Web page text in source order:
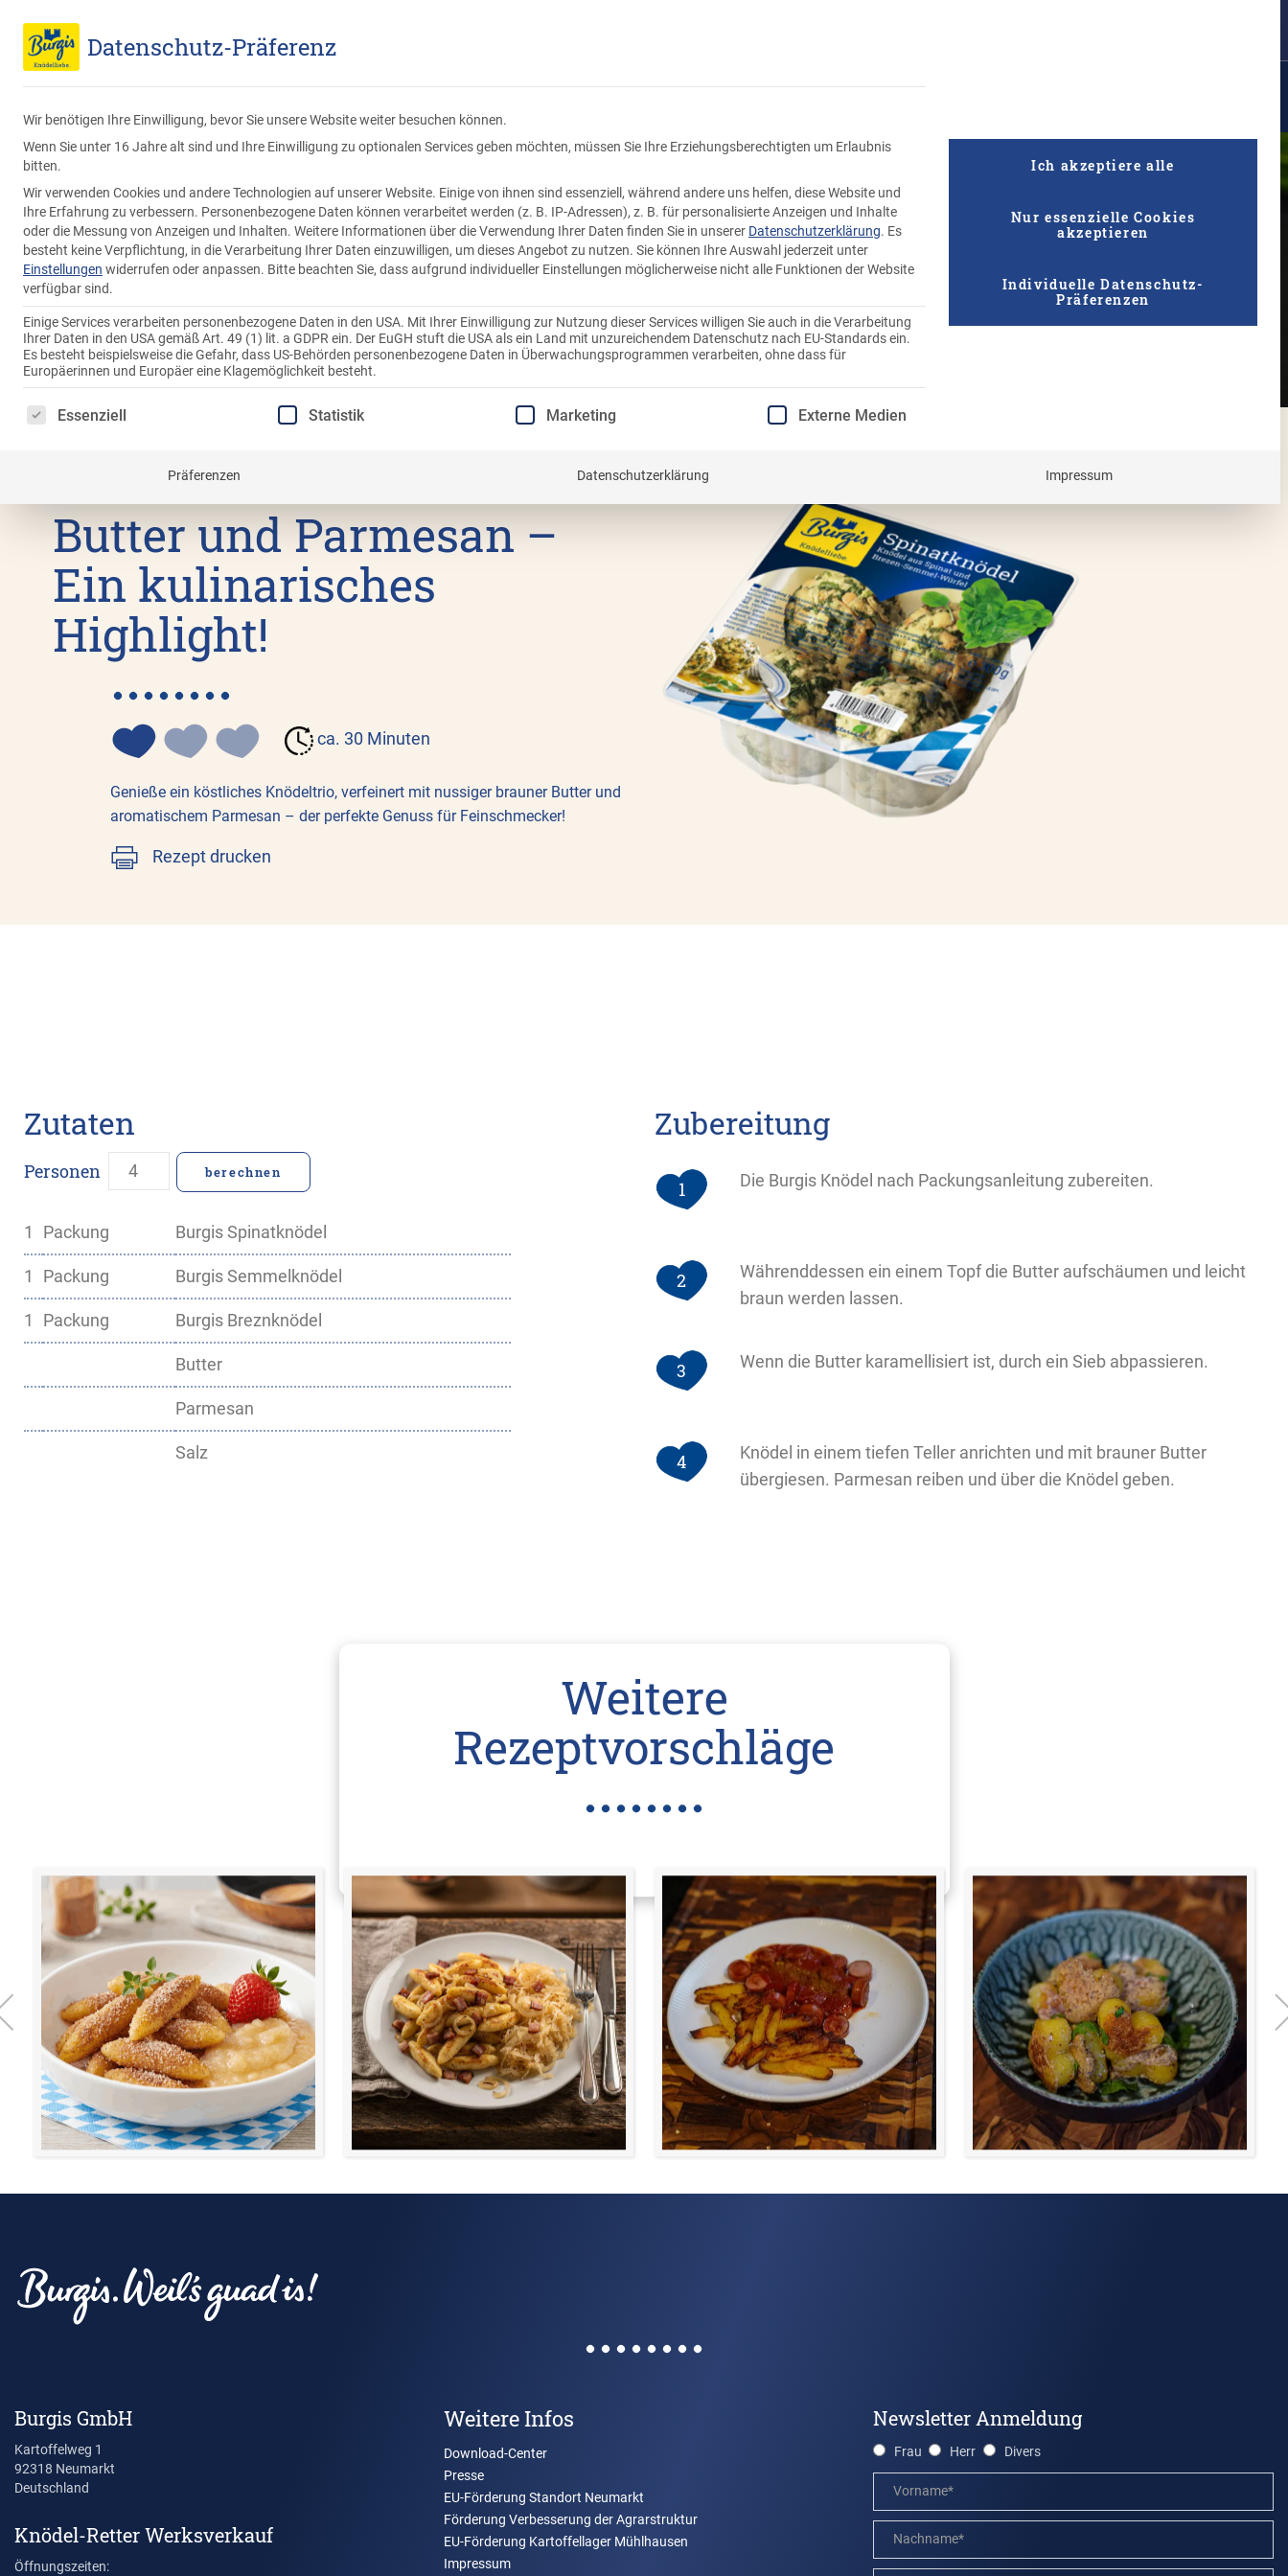
Endverbraucher
Produkte Knödel kaufen Rezepte
Knödeltrio mit brauner
Butter und Parmesan –
Ein kulinarisches
Highlight!
ca. 30 Minuten
Genieße ein köstliches Knödeltrio, verfeinert mit nussiger brauner Butter und
aromatischem Parmesan – der perfekte Genuss für Feinschmecker!
Rezept drucken
Zutaten
Personen
1 Packung Burgis Spinatknödel
1 Packung Burgis Semmelknödel
1 Packung Burgis Breznknödel
Butter
Parmesan
Salz
Zubereitung
1 Die Burgis Knödel nach Packungsanleitung zubereiten.
2
Währenddessen ein einem Topf die Butter aufschäumen und leicht
braun werden lassen.
3 Wenn die Butter karamellisiert ist, durch ein Sieb abpassieren.
4
Knödel in einem tiefen Teller anrichten und mit brauner Butter
übergiesen. Parmesan reiben und über die Knödel geben.
Weitere
Rezeptvorschläge
Burgis GmbH
Kartoffelweg 1
92318 Neumarkt
Deutschland
Knödel-Retter Werksverkauf
Öffnungszeiten:
Weitere Infos
Download-Center
Presse
EU-Förderung Standort Neumarkt
Förderung Verbesserung der Agrarstruktur
EU-Förderung Kartoffellager Mühlhausen
Impressum
Newsletter Anmeldung
Frau Herr Divers
Datenschutz-Präferenz
Wir benötigen Ihre Einwilligung, bevor Sie unsere Website weiter besuchen können.
Wenn Sie unter 16 Jahre alt sind und Ihre Einwilligung zu optionalen Services geben möchten, müssen Sie Ihre Erziehungsberechtigten um Erlaubnis
bitten.
Wir verwenden Cookies und andere Technologien auf unserer Website. Einige von ihnen sind essenziell, während andere uns helfen, diese Website und
Ihre Erfahrung zu verbessern. Personenbezogene Daten können verarbeitet werden (z. B. IP-Adressen), z. B. für personalisierte Anzeigen und Inhalte
oder die Messung von Anzeigen und Inhalten. Weitere Informationen über die Verwendung Ihrer Daten finden Sie in unserer Datenschutzerklärung. Es
besteht keine Verpflichtung, in die Verarbeitung Ihrer Daten einzuwilligen, um dieses Angebot zu nutzen. Sie können Ihre Auswahl jederzeit unter
Einstellungen widerrufen oder anpassen. Bitte beachten Sie, dass aufgrund individueller Einstellungen möglicherweise nicht alle Funktionen der Website
verfügbar sind.
Einige Services verarbeiten personenbezogene Daten in den USA. Mit Ihrer Einwilligung zur Nutzung dieser Services willigen Sie auch in die Verarbeitung
Ihrer Daten in den USA gemäß Art. 49 (1) lit. a GDPR ein. Der EuGH stuft die USA als ein Land mit unzureichendem Datenschutz nach EU-Standards ein.
Es besteht beispielsweise die Gefahr, dass US-Behörden personenbezogene Daten in Überwachungsprogrammen verarbeiten, ohne dass für
Europäerinnen und Europäer eine Klagemöglichkeit besteht.
Es folgt eine Liste der Service-Gruppen, für die eine Einwilligung erteilt werden kann. Die erste Service-Gruppe ist essenziell und kann nicht abgewählt werden.
Essenziell Statistik Marketing Externe Medien
Ich akzeptiere alle
Nur essenzielle Cookies
akzeptieren
Individuelle Datenschutz-
Präferenzen
Präferenzen Datenschutzerklärung Impressum